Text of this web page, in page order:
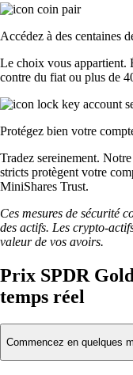
Accédez à des centaines
Le choix vous appartient.
contre du fiat ou plus de
Protégez bien votre
Tradez sereinement.
stricts protègent votre
MiniShares Trust.
Ces mesures de sécurité
des actifs. Les crypto-
valeur de vos avoirs.
Prix SPDR
temps réel
Commencez en quelques